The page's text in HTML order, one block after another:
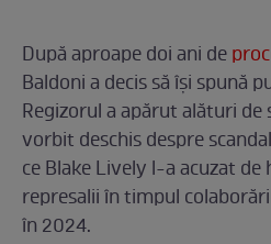
După aproape doi ani de
Baldoni a decis să își spună
Regizorul a apărut alături de
vorbit deschis despre
ce Blake Lively l-a acuzat de
represalii în timpul
în 2024.